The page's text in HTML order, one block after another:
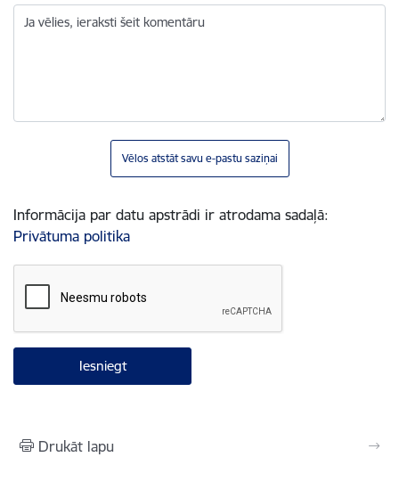
Ja vēlies, ieraksti šeit komentāru
Vēlos atstāt savu e-pastu saziņai
Informācija par datu apstrādi ir atrodama sadaļā:
Privātuma politika
Drukāt lapu